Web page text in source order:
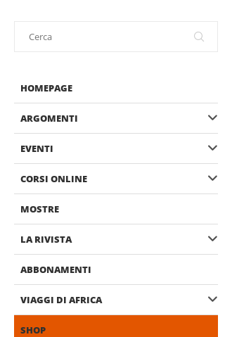
HOMEPAGE
ARGOMENTI
EVENTI
CORSI ONLINE
MOSTRE
LA RIVISTA
ABBONAMENTI
VIAGGI DI AFRICA
SHOP